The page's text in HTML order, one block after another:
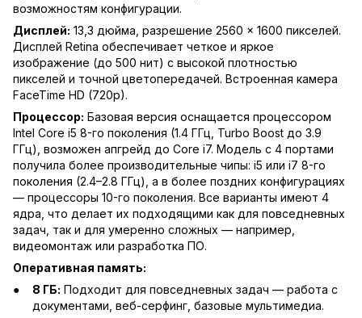
возможностям конфигурации.
Дисплей: 13,3 дюйма, разрешение 2560 × 1600 пикселей.
Дисплей Retina обеспечивает четкое и яркое
изображение (до 500 нит) с высокой плотностью
пикселей и точной цветопередачей. Встроенная камера
FaceTime HD (720p).
Процессор: Базовая версия оснащается процессором
Intel Core i5 8-го поколения (1.4 ГГц, Turbo Boost до 3.9
ГГц), возможен апгрейд до Core i7. Модель с 4 портами
получила более производительные чипы: i5 или i7 8-го
поколения (2.4–2.8 ГГц), а в более поздних конфигурациях
— процессоры 10-го поколения. Все варианты имеют 4
ядра, что делает их подходящими как для повседневных
задач, так и для умеренно сложных — например,
видеомонтаж или разработка ПО.
Оперативная память:
8 ГБ: Подходит для повседневных задач — работа с
документами, веб-серфинг, базовые мультимедиа.